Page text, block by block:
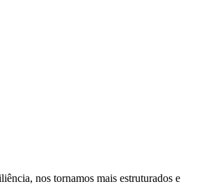
nos tornamos mais estruturados e